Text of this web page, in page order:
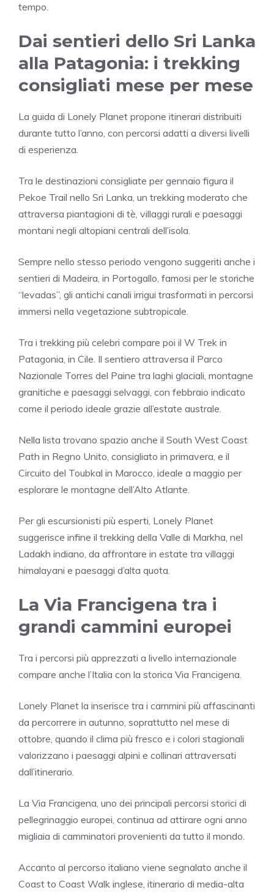
tempo.
Dai sentieri dello Sri Lanka
alla Patagonia: i trekking
consigliati mese per mese
La guida di Lonely Planet propone itinerari distribuiti
durante tutto l’anno, con percorsi adatti a diversi livelli
di esperienza.
Tra le destinazioni consigliate per gennaio figura il
Pekoe Trail nello Sri Lanka , un trekking moderato che
attraversa piantagioni di tè, villaggi rurali e paesaggi
montani negli altopiani centrali dell’isola.
Sempre nello stesso periodo vengono suggeriti anche i
sentieri di Madeira , in Portogallo , famosi per le storiche
“levadas”, gli antichi canali irrigui trasformati in percorsi
immersi nella vegetazione subtropicale.
Tra i trekking più celebri compare poi il W Trek in
Patagonia , in Cile . Il sentiero attraversa il Parco
Nazionale Torres del Paine tra laghi glaciali, montagne
granitiche e paesaggi selvaggi, con febbraio indicato
come il periodo ideale grazie all’estate australe.
Nella lista trovano spazio anche il South West Coast
Path in Regno Unito , consigliato in primavera, e il
Circuito del Toubkal in Marocco , ideale a maggio per
esplorare le montagne dell’Alto Atlante.
Per gli escursionisti più esperti, Lonely Planet
suggerisce infine il trekking della Valle di Markha , nel
Ladakh indiano, da affrontare in estate tra villaggi
himalayani e paesaggi d’alta quota.
La Via Francigena tra i
grandi cammini europei
Tra i percorsi più apprezzati a livello internazionale
compare anche l’Italia con la storica Via Francigena
Lonely Planet la inserisce tra i cammini più affascinanti
da percorrere in autunno, soprattutto nel mese di
ottobre, quando il clima più fresco e i colori stagionali
valorizzano i paesaggi alpini e collinari attraversati
dall’itinerario.
La Via Francigena, uno dei principali percorsi storici di
pellegrinaggio europei, continua ad attirare ogni anno
migliaia di camminatori provenienti da tutto il mondo.
Accanto al percorso italiano viene segnalato anche il
Coast to Coast Walk inglese, itinerario di media-alta